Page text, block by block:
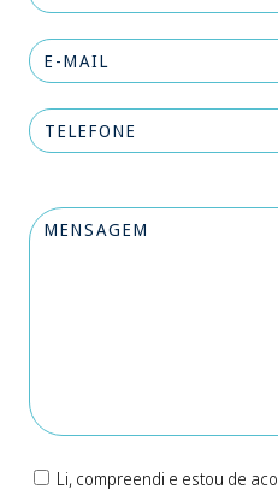
Li, compreendi e estou de